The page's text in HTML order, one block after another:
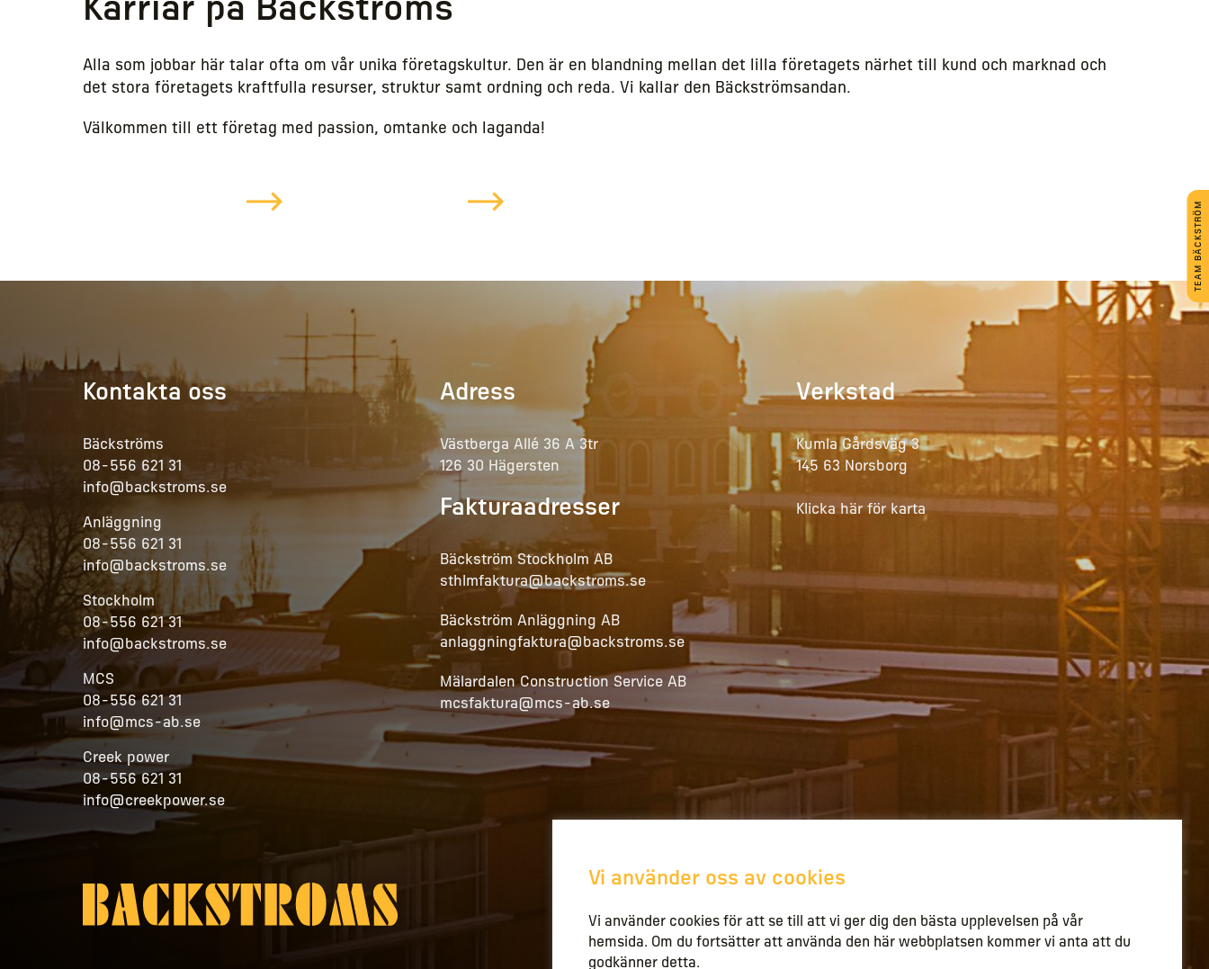
Karriär på Bäckströms
Alla som jobbar här talar ofta om vår unika företagskultur. Den är en blandning mellan det lilla företagets närhet till kund och marknad och
det stora företagets kraftfulla resurser, struktur samt ordning och reda. Vi kallar den Bäckströmsandan.
Välkommen till ett företag med passion, omtanke och laganda!
TEAM BÄCKSTRÖM
Kontakta oss
Bäckströms
08-556 621 31
info@backstroms.se
Anläggning
08-556 621 31
info@backstroms.se
Stockholm
08-556 621 31
info@backstroms.se
MCS
08-556 621 31
info@mcs-ab.se
Creek power
08-556 621 31
info@creekpower.se
Adress
Västberga Allé 36 A 3tr
126 30 Hägersten
Fakturaadresser
Bäckström Stockholm AB
sthlmfaktura@backstroms.se
Bäckström Anläggning AB
anlaggningfaktura@backstroms.se
Mälardalen Construction Service AB
mcsfaktura@mcs-ab.se
Verkstad
Kumla Gårdsväg 3
145 63 Norsborg
Klicka här för karta
Vi använder oss av cookies
Vi använder cookies för att se till att vi ger dig den bästa upplevelsen på vår
hemsida. Om du fortsätter att använda den här webbplatsen kommer vi anta att du
godkänner detta.